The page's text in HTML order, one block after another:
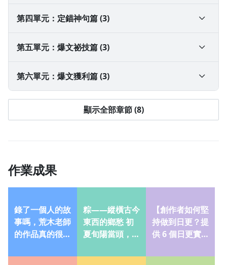
2-2 故事剪接的「三大技巧」【課程搶先看】
3-1 初級結構：萬用文章百搭型架構
3-2 中級結構：引爆流量瘋傳型架構
3-3 高級架構：催眠說服行銷型架構
第四單元：定錨神句篇 (3)
4-1 讀者看到就想讀的「4種下標法」
4-2 讀者忍不住分享的「8種金句模組」
4-3 讀者讀到心頭一震的「3大轉折技巧」
第五單元：爆文祕技篇 (3)
5-1 意象系統：沒靈感時，我都這樣做
5-2 人稱換檔：你很有料，但讀者要的是共鳴
第六單元：爆文獲利篇 (3)
6-1 穩賺不賠的「爆文股票投資術」
6-3 職業寫手的「寫作策略經營」
顯示全部章節 (8)
作業成果
錄了一個人的故
事嗎，荒木老師
的作品真的很可
一笑
粽——縱橫古今
東西的鄉愁 初
夏旬陽當頭，
語言此起彼落。
【創作者如何堅
持做到日更？提
供 6 個日更實
— 踏上創作之